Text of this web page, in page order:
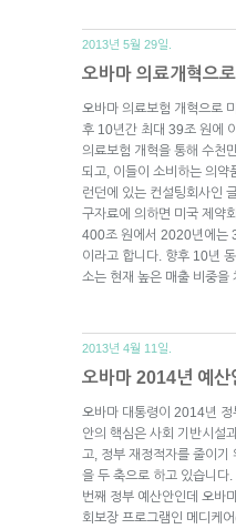
2013년 5월 29일.
오바마 의료개혁으
오바마 의료보험 개혁으로
후 10년간 최대 39조 원에
의료보험 개혁을 통해 수천
되고, 이들이 소비하는 의약
런던에 있는 컨설팅회사인
구자료에 의하면 미국 제약
400조 원에서 2020년에는
이라고 합니다. 향후 10년
소는 현재 높은 매출 비중을
2013년 4월 11일.
오바마 2014년 예산
오바마 대통령이 2014년
안의 핵심은 사회 기반시설
고, 정부 재정적자를 줄이기
을 두 축으로 하고 있습니
번째 정부 예산안인데 오바
회보장 프로그램인 메디케